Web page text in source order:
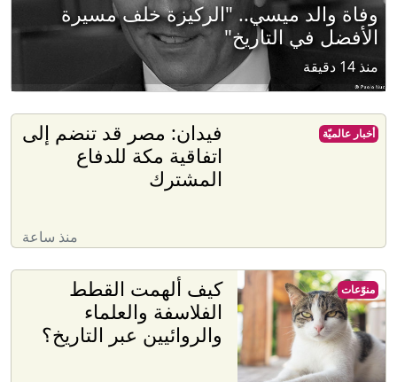
وفاة والد ميسي.. "الركيزة خلف مسيرة
الأفضل في التاريخ"
منذ 14 دقيقة
فيدان: مصر قد تنضم إلى
اتفاقية مكة للدفاع
المشترك
منذ ساعة
أخبار عالميّة
كيف ألهمت القطط
الفلاسفة والعلماء
والروائيين عبر التاريخ؟
منوّعات